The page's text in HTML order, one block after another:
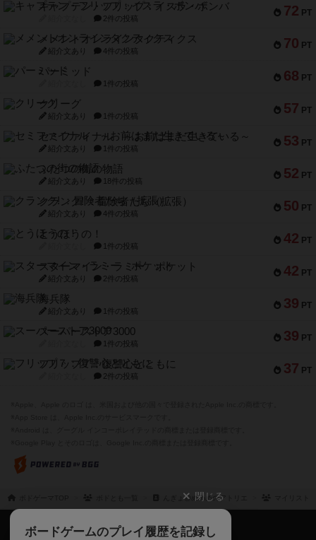
72 PT
キャプテン・フリップ：イスラ・ボンバ
2件の投稿
70 PT
メメントオンラインタクティクス
紹介文あり 4件の投稿
68 PT
パーミッド
1件の投稿
57 PT
クリーグ
紹介文あり 1件の投稿
53 PT
セミファイナル ～お前はまだ生きている～
紹介文あり 1件の投稿
52 PT
ふたつの街の物語
紹介文あり 18件の投稿
50 PT
クランク! ：冒険者たち（拡張）
紹介文あり 4件の投稿
42 PT
とうほうの！
1件の投稿
42 PT
スターマイン・ラミー ポケット
紹介文あり 2件の投稿
39 PT
海兵隊
紹介文あり 1件の投稿
39 PT
スーパーストア3000
1件の投稿
37 PT
フリップ７：復讐心とともに
2件の投稿
んぎょ@めめめのアトリエ
閉じる
ボードゲームのプレイ履歴を記録し
ボドゲーマTOP